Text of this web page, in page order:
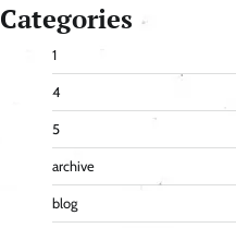
Categories
1
4
5
archive
blog